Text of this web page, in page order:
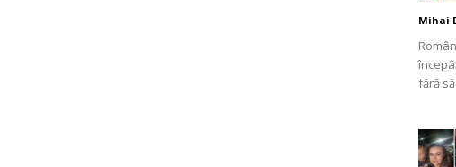
Mihai
fără